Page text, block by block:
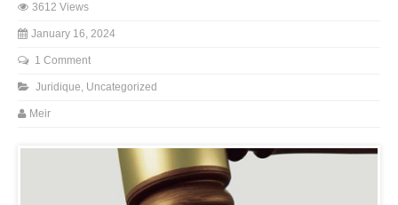
3612 Views
January 16, 2024
1 Comment
Juridique, Uncategorized
Meir